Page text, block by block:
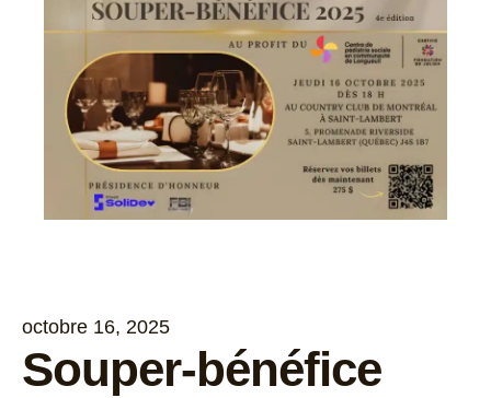
Souper-bénéfice
octobre 16, 2025